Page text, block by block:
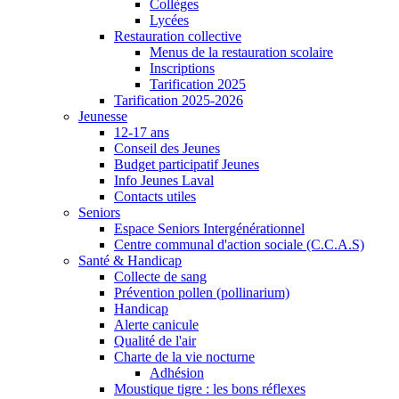
Collèges
Lycées
Restauration collective
Menus de la restauration scolaire
Inscriptions
Tarification 2025
Tarification 2025-2026
Jeunesse
12-17 ans
Conseil des Jeunes
Budget participatif Jeunes
Info Jeunes Laval
Contacts utiles
Seniors
Espace Seniors Intergénérationnel
Centre communal d'action sociale (C.C.A.S)
Santé & Handicap
Collecte de sang
Prévention pollen (pollinarium)
Handicap
Alerte canicule
Qualité de l'air
Charte de la vie nocturne
Adhésion
Moustique tigre : les bons réflexes